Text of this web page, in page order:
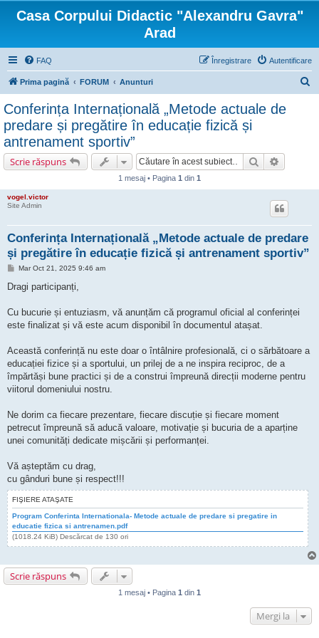
Casa Corpului Didactic "Alexandru Gavra"
Arad
FAQ Autentificare
Înregistrare
Prima pagină FORUM Anunturi
Conferința Internațională „Metode actuale de
predare și pregătire în educație fizică și
antrenament sportiv”
Scrie răspuns Căutare
1 mesaj • Pagina 1 din 1
vogel.victor
Site Admin
Conferința Internațională „Metode actuale de predare
și pregătire în educație fizică și antrenament sportiv”
M
s
Mar Oct 21, 2025 9:46 am
Dragi participanți,
Cu bucurie și entuziasm, vă anunțăm că programul oficial al conferinței
este finalizat și vă este acum disponibil în documentul atașat.
Această conferință nu este doar o întâlnire profesională, ci o sărbătoare a
educației fizice și a sportului, un prilej de a ne inspira reciproc, de a
împărtăși bune practici și de a construi împreună direcții moderne pentru
viitorul domeniului nostru.
Ne dorim ca fiecare prezentare, fiecare discuție și fiecare moment
petrecut împreună să aducă valoare, motivație și bucuria de a aparține
unei comunități dedicate mișcării și performanței.
Vă așteptăm cu drag,
cu gânduri bune și respect!!!
FIŞIERE ATAŞATE
Program Conferinta Internationala- Metode actuale de predare si pregatire in
educatie fizica si antrenamen.pdf
(1018.24 KiB) Descărcat de 130 ori
Scrie răspuns
1 mesaj • Pagina 1 din 1
Mergi la